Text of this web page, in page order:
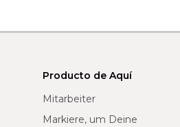
Producto de Aquí
Mitarbeiter
Markiere, um Deine